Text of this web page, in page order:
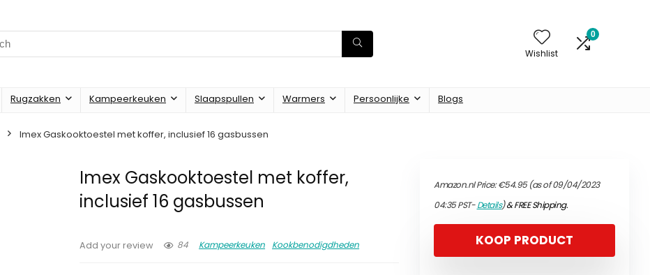
Wishlist
0
Rugzakken Kampeerkeuken Slaapspullen Warmers Persoonlijke Blogs
Imex Gaskooktoestel met koffer, inclusief 16 gasbussen
Imex Gaskooktoestel met koffer,
inclusief 16 gasbussen
Add your review 84 Kampeerkeuken Kookbenodigdheden
Amazon.nl Price:€54.95(as of 09/04/2023
04:35 PST-Details)&FREE Shipping.
KOOP PRODUCT